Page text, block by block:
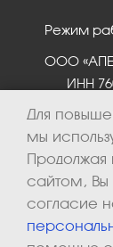
Режим
ООО
ИНН
Для
мы
Продолжая
сайтом, Вы
согласие